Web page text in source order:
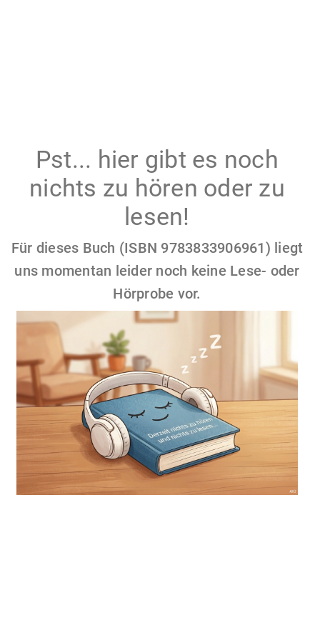
Pst... hier gibt es noch
nichts zu hören oder zu
lesen!
Für dieses Buch (ISBN 9783833906961) liegt
uns momentan leider noch keine Lese- oder
Hörprobe vor.